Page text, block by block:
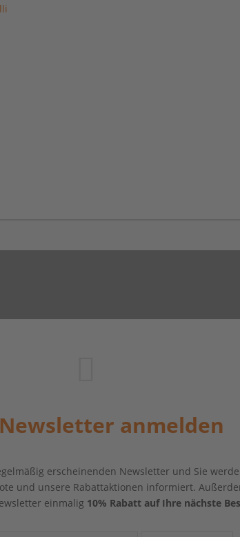
anmelden
erscheinenden Newsletter und Sie
und unsere Rabattaktionen informiert.
einmalig 10% Rabatt auf Ihre nächste